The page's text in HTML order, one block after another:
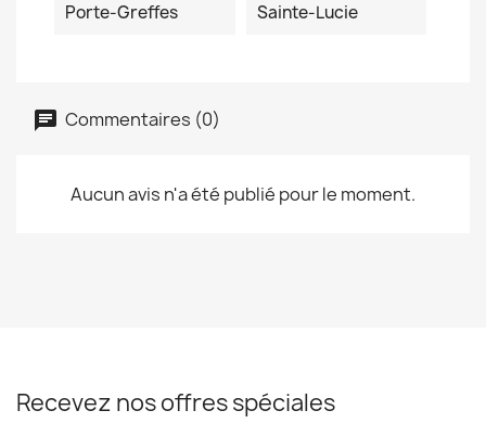
Porte-Greffes Sainte-Lucie
Commentaires (0)
Aucun avis n'a été publié pour le moment.
Recevez nos offres spéciales